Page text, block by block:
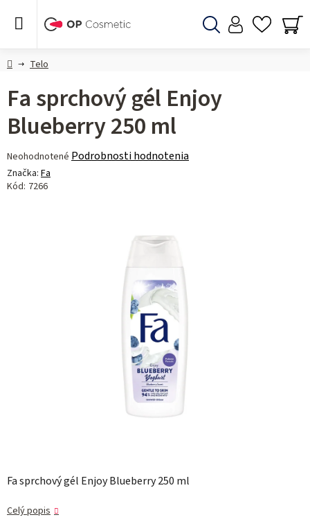
DomovTelo
Fa sprchový gél Enjoy Blueberry 250 ml
Celý popis
Fa sprchový gél Enjoy
Blueberry 250 ml
Priemerné
hodnotenie
produktu
Neohodnotené Podrobnosti hodnotenia
Značka: Fa
Kód: 7266